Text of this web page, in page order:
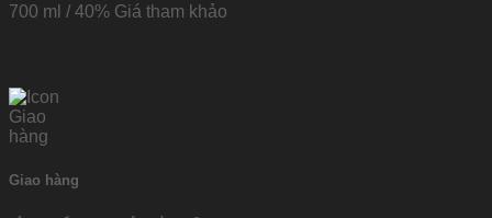
700 ml / 40% Giá tham khảo
Giao hàng